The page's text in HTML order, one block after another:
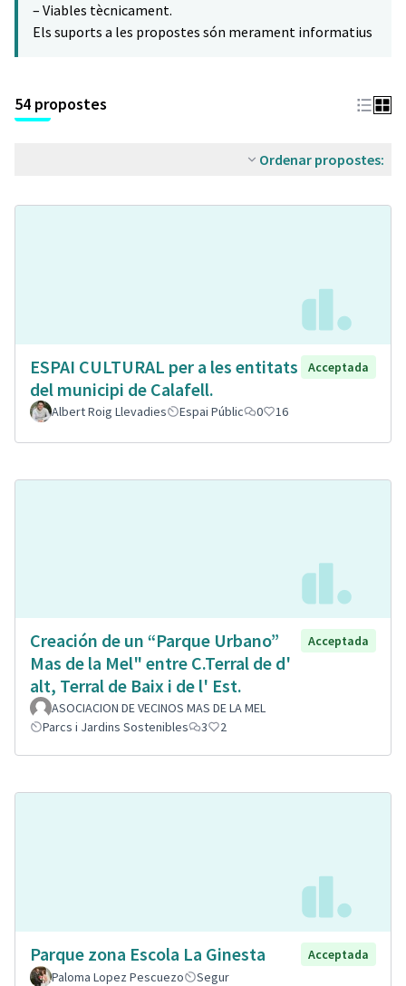
– Viables tècnicament.
Els suports a les propostes són merament informatius
54 propostes
Ordenar propostes:
ESPAI CULTURAL per a les entitats
del municipi de Calafell.
Acceptada
Albert Roig Llevadies Espai Públic 0 16
Creación de un “Parque Urbano”
Mas de la Mel" entre C.Terral de d'
alt, Terral de Baix i de l' Est.
Acceptada
ASOCIACION DE VECINOS MAS DE LA MEL
Parcs i Jardins Sostenibles
3 2
Parque zona Escola La Ginesta
Acceptada
Paloma Lopez Pescuezo
Segur